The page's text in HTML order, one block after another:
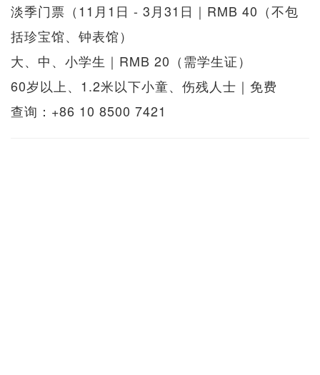
淡季门票（11月1日 - 3月31日｜RMB 40（不包
括珍宝馆、钟表馆）
大、中、小学生｜RMB 20（需学生证）
60岁以上、1.2米以下小童、伤残人士｜免费
查询：+86 10 8500 7421